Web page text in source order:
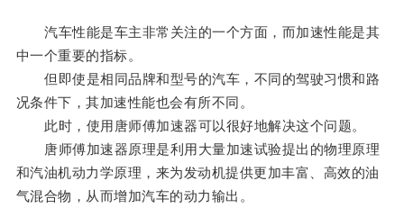
汽车性能是车主非常关注的一个方面，而加速性能是其
中一个重要的指标。
但即使是相同品牌和型号的汽车，不同的驾驶习惯和路
况条件下，其加速性能也会有所不同。
此时，使用唐师傅加速器可以很好地解决这个问题。
唐师傅加速器原理是利用大量加速试验提出的物理原理
和汽油机动力学原理，来为发动机提供更加丰富、高效的油
气混合物，从而增加汽车的动力输出。